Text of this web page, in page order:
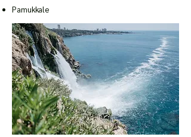
Pamukkale